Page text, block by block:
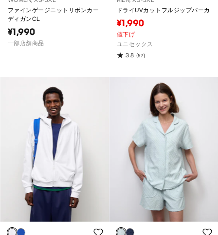
ファインゲージニットリボンカー
ディガンCL
¥1,990
一部店舗商品
ドライUVカットフルジップパーカ
¥1,990
値下げ
ユニセックス
3.8 (57)